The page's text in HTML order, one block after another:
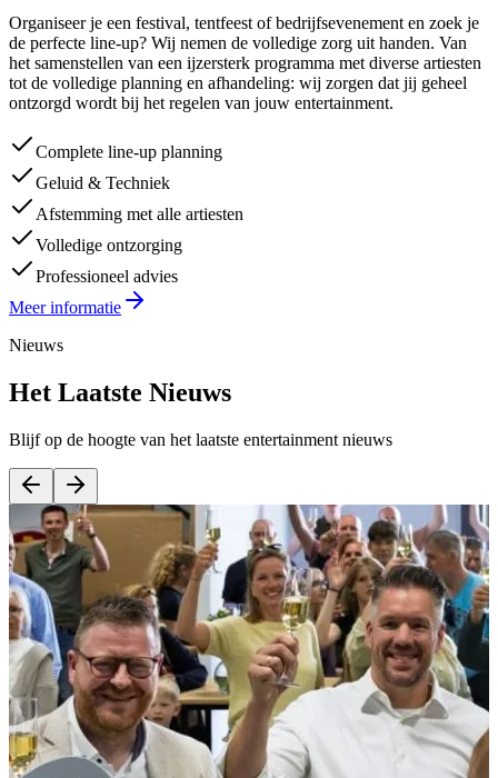
Organiseer je een festival, tentfeest of bedrijfsevenement en zoek je
de perfecte line-up? Wij nemen de volledige zorg uit handen. Van
het samenstellen van een ijzersterk programma met diverse artiesten
tot de volledige planning en afhandeling: wij zorgen dat jij geheel
ontzorgd wordt bij het regelen van jouw entertainment.
Complete line-up planning
Geluid & Techniek
Afstemming met alle artiesten
Volledige ontzorging
Professioneel advies
Meer informatie
Nieuws
Het Laatste Nieuws
Blijf op de hoogte van het laatste entertainment nieuws